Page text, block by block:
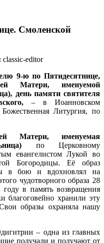
Смоленской
classic-editor
9-ю по Пятидесятнице,
Матери, именуемой
день памяти святителя
, – в Иоанновском
Литургия, по
Матери, именуемая
по Церковному
евангелистом Лукой во
Богородицы. Её образ
в бою и вдохновлял на
чудотворного образа 28
в память возвращения
благоговейно хранили эту
образы охраняла нашу
– одна из главных
получали и получают от